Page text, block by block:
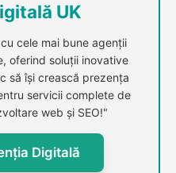
UK
cele mai bune agenții
oferind soluții inovative
să își crească prezența
servicii complete de
web și SEO!"
Digitală